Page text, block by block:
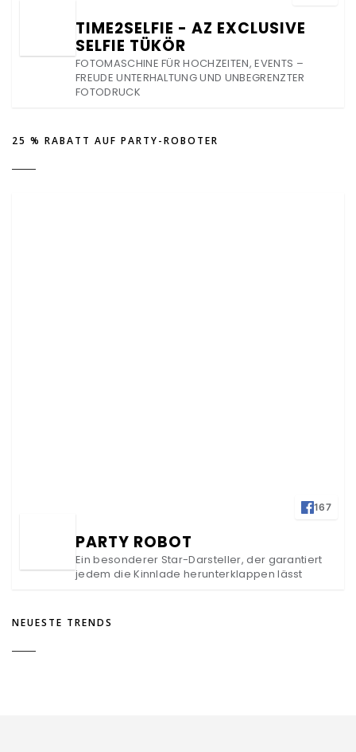
TIME2SELFIE - AZ EXCLUSIVE
SELFIE TÜKÖR
FOTOMASCHINE FÜR HOCHZEITEN, EVENTS –
FREUDE UNTERHALTUNG UND UNBEGRENZTER
FOTODRUCK
25 % RABATT AUF PARTY-ROBOTER
167
PARTY ROBOT
Ein besonderer Star-Darsteller, der garantiert
jedem die Kinnlade herunterklappen lässt
NEUESTE TRENDS